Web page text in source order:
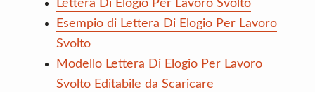
Lettera Di Elogio Per Lavoro Svolto
Esempio di Lettera Di Elogio Per Lavoro
Svolto
Modello Lettera Di Elogio Per Lavoro
Svolto Editabile da Scaricare